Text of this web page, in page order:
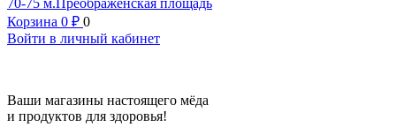
70-75 м.Преображенская площадь
Корзина 0 ₽ 0
Войти в личный кабинет
Ваши магазины настоящего мёда
и продуктов для здоровья!